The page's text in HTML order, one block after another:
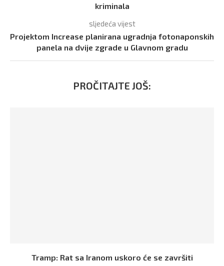
kriminala
sljedeća vijest
Projektom Increase planirana ugradnja fotonaponskih
panela na dvije zgrade u Glavnom gradu
PROČITAJTE JOŠ:
Tramp: Rat sa Iranom uskoro će se završiti